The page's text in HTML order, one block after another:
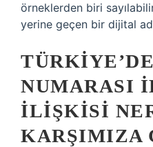
örneklerden biri
yerine geçen bir dijital
NUMARASI
ILIŞKISI
KARŞIMIZA